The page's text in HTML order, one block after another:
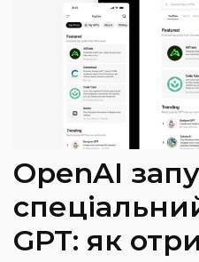
OpenAI
GPT: як